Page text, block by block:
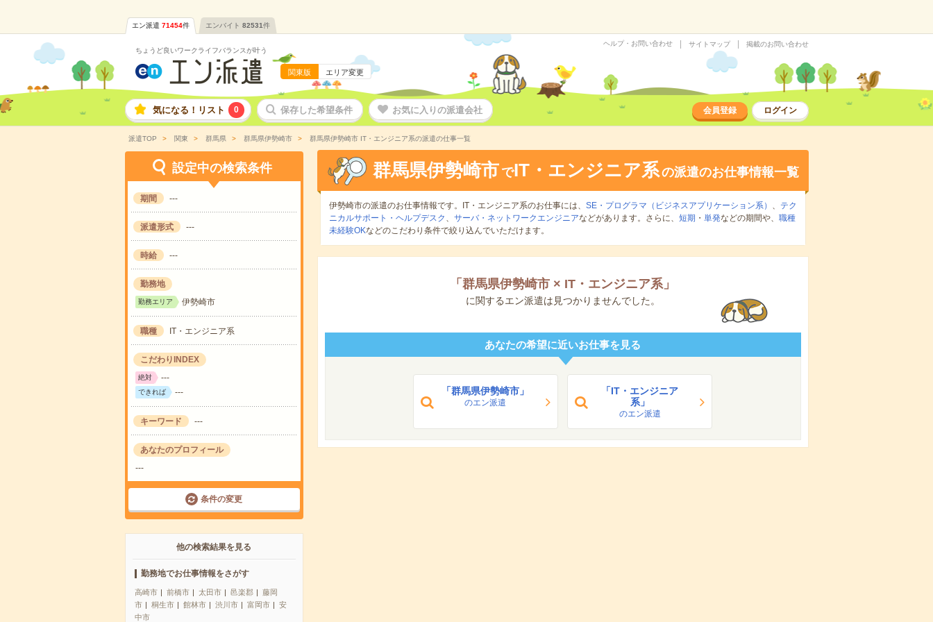
エン派遣 71454件 エンバイト 82531件
ちょうど良いワークライフバランスが叶う
関東版 エリア変更
ヘルプ・お問い合わせ サイトマップ 掲載のお問い合わせ
気になる！リスト 0 保存した希望条件 お気に入りの派遣会社 会員登録 ログイン
派遣TOP 関東 群馬県 群馬県伊勢崎市 群馬県伊勢崎市 IT・エンジニア系の派遣の仕事一覧
設定中の検索条件
期間 ---
派遣形式 ---
時給 ---
勤務地
勤務エリア 伊勢崎市
職種 IT・エンジニア系
こだわりINDEX
絶対 ---
できれば ---
キーワード ---
あなたのプロフィール
---
条件の変更
他の検索結果を見る
勤務地でお仕事情報をさがす
高崎市 前橋市 太田市 邑楽郡
藤岡
市
桐生市 館林市 渋川市 富岡市
安
中市
群馬県伊勢崎市 でIT・エンジニア系の派遣のお仕事情報一覧
伊勢崎市の派遣のお仕事情報です。IT・エンジニア系のお仕事には、 SE・プログラマ（ビジネスアプリケーション系） 、
テク
ニカルサポート・ヘルプデスク 、 サーバ・ネットワークエンジニアなどがあります。さらに、 短期 ・ 単発などの期間や、 職種
未経験OKなどのこだわり条件で絞り込んでいただけます。
「 群馬県伊勢崎市 × IT・エンジニア系」
に関するエン派遣は見つかりませんでした。
あなたの希望に近いお仕事を見る
「群馬県伊勢崎市」
のエン派遣
「IT・エンジニア
系」
のエン派遣